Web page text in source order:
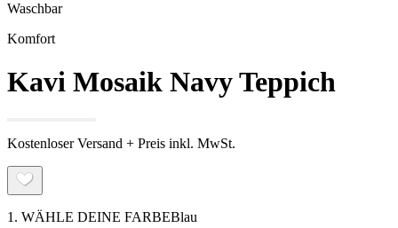
Waschbar
Komfort
Kavi Mosaik Navy Teppich
Kostenloser Versand + Preis inkl. MwSt.
1. WÄHLE DEINE FARBEBlau